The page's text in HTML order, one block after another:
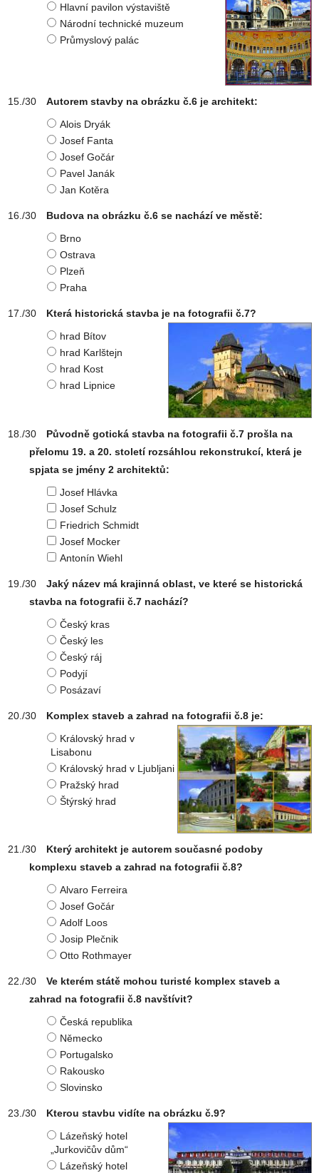
Hlavní pavilon výstaviště
Národní technické muzeum
Průmyslový palác
Autorem stavby na obrázku č.6 je architekt:
Alois Dryák
Josef Fanta
Josef Gočár
Pavel Janák
Jan Kotěra
Budova na obrázku č.6 se nachází ve městě:
Brno
Ostrava
Plzeň
Praha
Která historická stavba je na fotografii č.7?
hrad Bítov
hrad Karlštejn
hrad Kost
hrad Lipnice
Původně gotická stavba na fotografii č.7 prošla na
přelomu 19. a 20. století rozsáhlou rekonstrukcí, která je
spjata se jmény 2 architektů:
Josef Hlávka
Josef Schulz
Friedrich Schmidt
Josef Mocker
Antonín Wiehl
Jaký název má krajinná oblast, ve které se historická
stavba na fotografii č.7 nachází?
Český kras
Český les
Český ráj
Podyjí
Posázaví
Komplex staveb a zahrad na fotografii č.8 je:
Královský hrad v
Lisabonu
Královský hrad v Ljubljani
Pražský hrad
Štýrský hrad
Který architekt je autorem současné podoby
komplexu staveb a zahrad na fotografii č.8?
Alvaro Ferreira
Josef Gočár
Adolf Loos
Josip Plečnik
Otto Rothmayer
Ve kterém státě mohou turisté komplex staveb a
zahrad na fotografii č.8 navštívit?
Česká republika
Německo
Portugalsko
Rakousko
Slovinsko
Kterou stavbu vidíte na obrázku č.9?
Lázeňský hotel
„Jurkovičův dům“
Lázeňský hotel